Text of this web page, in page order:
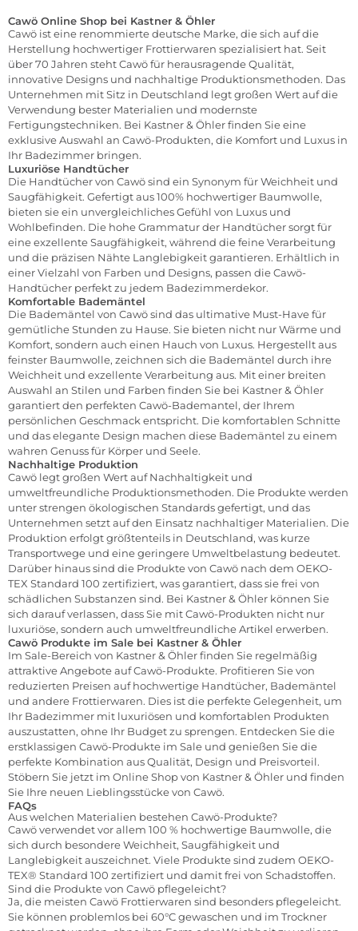
Cawö Online Shop bei Kastner & Öhler
Cawö ist eine renommierte deutsche Marke, die sich auf die
Herstellung hochwertiger Frottierwaren spezialisiert hat. Seit
über 70 Jahren steht Cawö für herausragende Qualität,
innovative Designs und nachhaltige Produktionsmethoden. Das
Unternehmen mit Sitz in Deutschland legt großen Wert auf die
Verwendung bester Materialien und modernste
Fertigungstechniken. Bei Kastner & Öhler finden Sie eine
exklusive Auswahl an Cawö-Produkten, die Komfort und Luxus in
Ihr Badezimmer bringen.
Luxuriöse Handtücher
Die Handtücher von Cawö sind ein Synonym für Weichheit und
Saugfähigkeit. Gefertigt aus 100% hochwertiger Baumwolle,
bieten sie ein unvergleichliches Gefühl von Luxus und
Wohlbefinden. Die hohe Grammatur der Handtücher sorgt für
eine exzellente Saugfähigkeit, während die feine Verarbeitung
und die präzisen Nähte Langlebigkeit garantieren. Erhältlich in
einer Vielzahl von Farben und Designs, passen die Cawö-
Handtücher perfekt zu jedem Badezimmerdekor.
Komfortable Bademäntel
Die Bademäntel von Cawö sind das ultimative Must-Have für
gemütliche Stunden zu Hause. Sie bieten nicht nur Wärme und
Komfort, sondern auch einen Hauch von Luxus. Hergestellt aus
feinster Baumwolle, zeichnen sich die Bademäntel durch ihre
Weichheit und exzellente Verarbeitung aus. Mit einer breiten
Auswahl an Stilen und Farben finden Sie bei Kastner & Öhler
garantiert den perfekten Cawö-Bademantel, der Ihrem
persönlichen Geschmack entspricht. Die komfortablen Schnitte
und das elegante Design machen diese Bademäntel zu einem
wahren Genuss für Körper und Seele.
Nachhaltige Produktion
Cawö legt großen Wert auf Nachhaltigkeit und
umweltfreundliche Produktionsmethoden. Die Produkte werden
unter strengen ökologischen Standards gefertigt, und das
Unternehmen setzt auf den Einsatz nachhaltiger Materialien. Die
Produktion erfolgt größtenteils in Deutschland, was kurze
Transportwege und eine geringere Umweltbelastung bedeutet.
Darüber hinaus sind die Produkte von Cawö nach dem OEKO-
TEX Standard 100 zertifiziert, was garantiert, dass sie frei von
schädlichen Substanzen sind. Bei Kastner & Öhler können Sie
sich darauf verlassen, dass Sie mit Cawö-Produkten nicht nur
luxuriöse, sondern auch umweltfreundliche Artikel erwerben.
Cawö Produkte im Sale bei Kastner & Öhler
Im Sale-Bereich von Kastner & Öhler finden Sie regelmäßig
attraktive Angebote auf Cawö-Produkte. Profitieren Sie von
reduzierten Preisen auf hochwertige Handtücher, Bademäntel
und andere Frottierwaren. Dies ist die perfekte Gelegenheit, um
Ihr Badezimmer mit luxuriösen und komfortablen Produkten
auszustatten, ohne Ihr Budget zu sprengen. Entdecken Sie die
erstklassigen Cawö-Produkte im Sale und genießen Sie die
perfekte Kombination aus Qualität, Design und Preisvorteil.
Stöbern Sie jetzt im Online Shop von Kastner & Öhler und finden
Sie Ihre neuen Lieblingsstücke von Cawö.
FAQs
Aus welchen Materialien bestehen Cawö-Produkte?
Cawö verwendet vor allem 100 % hochwertige Baumwolle, die
sich durch besondere Weichheit, Saugfähigkeit und
Langlebigkeit auszeichnet. Viele Produkte sind zudem OEKO-
TEX® Standard 100 zertifiziert und damit frei von Schadstoffen.
Sind die Produkte von Cawö pflegeleicht?
Ja, die meisten Cawö Frottierwaren sind besonders pflegeleicht.
Sie können problemlos bei 60°C gewaschen und im Trockner